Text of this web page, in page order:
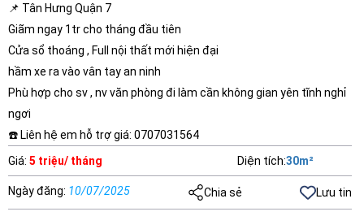
📌 Tân Hưng Quận 7
Giãm ngay 1tr cho tháng đầu tiên
Cửa sổ thoáng , Full nội thất mới hiện đại
hầm xe ra vào vân tay an ninh
Phù hợp cho sv , nv văn phòng đi làm cần không gian yên tĩnh nghỉ
ngơi
☎️ Liên hệ em hỗ trợ giá: 0707031564
Giá: 5 triệu/ tháng Diện tích:30m²
Ngày đăng: 10/07/2025 Chia sẻ Lưu tin